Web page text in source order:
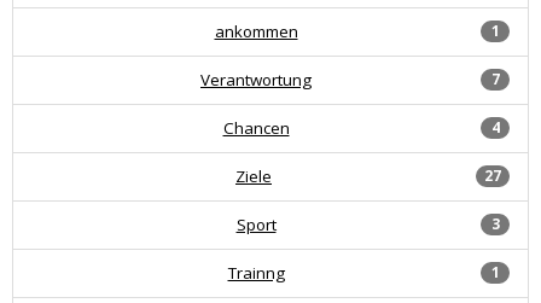
1
ankommen
7
Verantwortung
4
Chancen
27
Ziele
3
Sport
1
Trainng